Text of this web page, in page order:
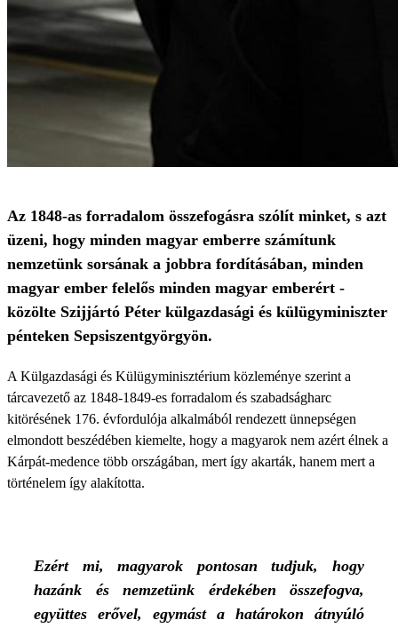
Az 1848-as forradalom összefogásra szólít minket, s azt
üzeni, hogy minden magyar emberre számítunk
nemzetünk sorsának a jobbra fordításában, minden
magyar ember felelős minden magyar emberért -
közölte Szijjártó Péter külgazdasági és külügyminiszter
pénteken Sepsiszentgyörgyön.
A Külgazdasági és Külügyminisztérium közleménye szerint a
tárcavezető az 1848-1849-es forradalom és szabadságharc
kitörésének 176. évfordulója alkalmából rendezett ünnepségen
elmondott beszédében kiemelte, hogy a magyarok nem azért élnek a
Kárpát-medence több országában, mert így akarták, hanem mert a
történelem így alakította.
Ezért mi, magyarok pontosan tudjuk, hogy
hazánk és nemzetünk érdekében összefogva,
együttes erővel, egymást a határokon átnyúló